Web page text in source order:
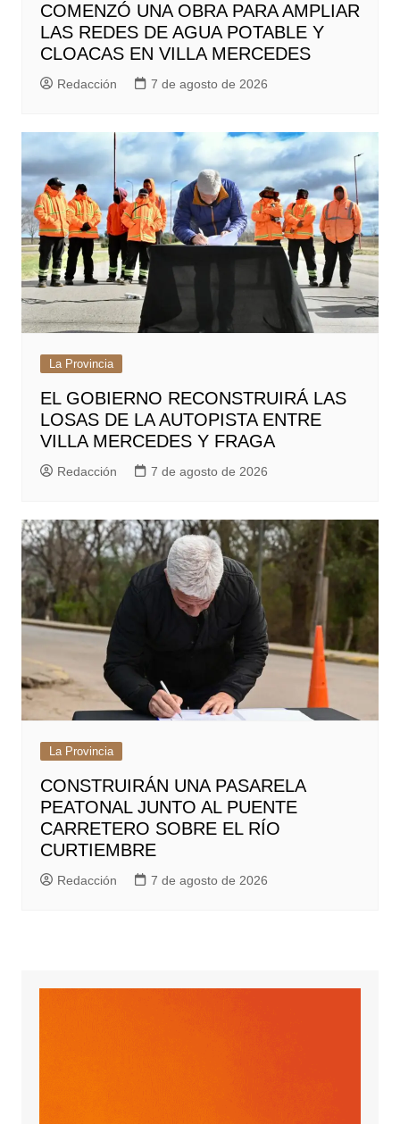
COMENZÓ UNA OBRA PARA AMPLIAR
LAS REDES DE AGUA POTABLE Y
CLOACAS EN VILLA MERCEDES
Redacción 7 de agosto de 2026
La Provincia
EL GOBIERNO RECONSTRUIRÁ LAS
LOSAS DE LA AUTOPISTA ENTRE
VILLA MERCEDES Y FRAGA
Redacción 7 de agosto de 2026
La Provincia
CONSTRUIRÁN UNA PASARELA
PEATONAL JUNTO AL PUENTE
CARRETERO SOBRE EL RÍO
CURTIEMBRE
Redacción 7 de agosto de 2026